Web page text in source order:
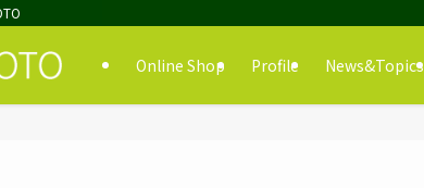
Online Shop Profile News&Topics